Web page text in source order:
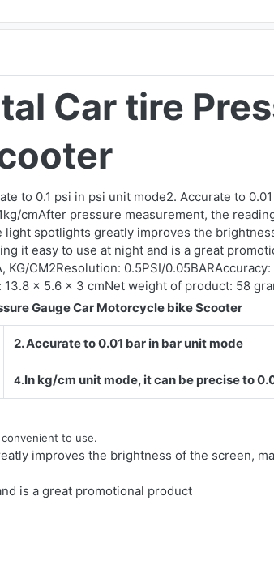
Car tire
to 0.1 psi in psi unit mode2. Accurate to
cmAfter pressure measurement, the
spotlights greatly improves the
it easy to use at night and is a great
KG/CM2Resolution: 0.5PSI/
x 5.6 x 3 cmNet weight of product: 58
Gauge Car Motorcycle bike Scooter
2. Accurate to 0.01 bar in bar unit mode
4.In kg/cm unit mode, it can be precise to
to use.
improves the brightness of the screen,
is a great promotional product